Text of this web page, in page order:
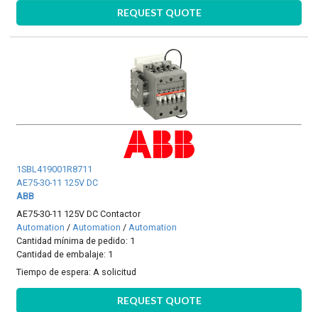
REQUEST QUOTE
1SBL419001R8711
AE75-30-11 125V DC
ABB
AE75-30-11 125V DC Contactor
Automation /Automation /Automation
Cantidad mínima de pedido: 1
Cantidad de embalaje: 1
Tiempo de espera:A solicitud
REQUEST QUOTE